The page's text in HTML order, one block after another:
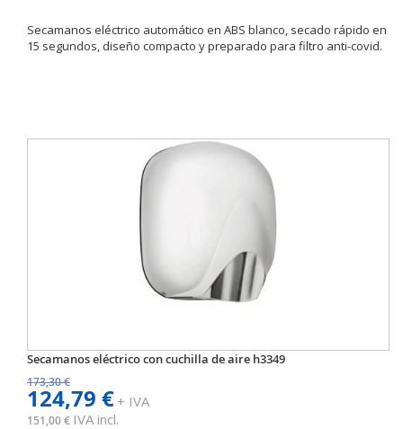
Secamanos eléctrico automático en ABS blanco, secado rápido en
15 segundos, diseño compacto y preparado para filtro anti-covid.
Secamanos eléctrico con cuchilla de aire h3349
173,30 €
124,79 €+ IVA
151,00 € IVA incl.